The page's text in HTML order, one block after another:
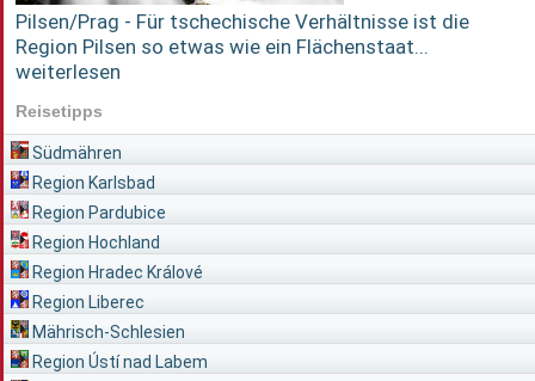
Pilsen/Prag - Für tschechische Verhältnisse ist die
Region Pilsen so etwas wie ein Flächenstaat...
weiterlesen
Reisetipps
Südmähren
Region Karlsbad
Region Pardubice
Region Hochland
Region Hradec Králové
Region Liberec
Mährisch-Schlesien
Region Ústí nad Labem